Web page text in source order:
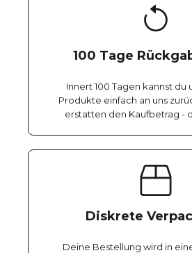
100 Tage
Innert 100 Tagen kannst
Produkte einfach an uns
erstatten den Kaufbetrag -
Diskrete
Deine Bestellung wird in